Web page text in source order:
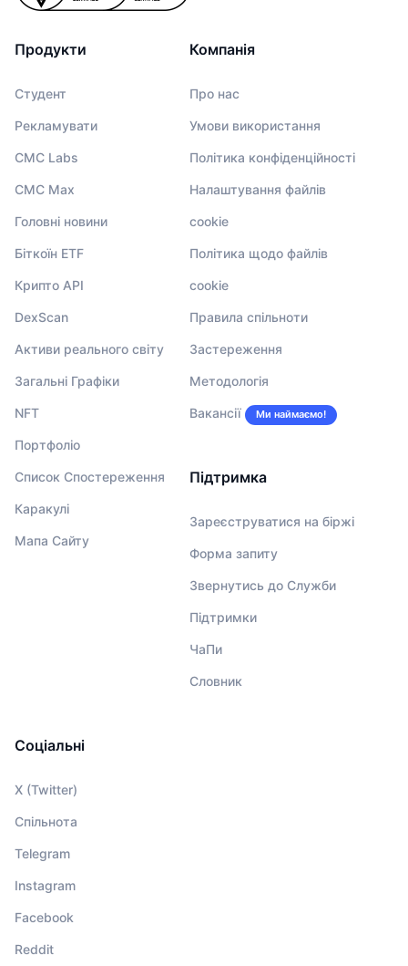
Продукти
Студент
Рекламувати
CMC Labs
CMC Max
Головні новини
Біткоїн ETF
Крипто API
DexScan
Активи реального світу
Загальні Графіки
NFT
Портфоліо
Список Спостереження
Каракулі
Мапа Сайту
Компанія
Про нас
Умови використання
Політика конфіденційності
Налаштування файлів
cookie
Політика щодо файлів
cookie
Правила спільноти
Застереження
Методологія
Вакансії Ми наймаємо!
Підтримка
Зареєструватися на біржі
Форма запиту
Звернутись до Служби
Підтримки
ЧаПи
Словник
Соціальні
X (Twitter)
Спільнота
Telegram
Instagram
Facebook
Reddit